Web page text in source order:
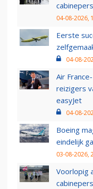
04-08-2026,
Eerste
04-08-
Air
reizigers
easyJet
04-08-
Boeing
eindelijk
03-08-2026,
Voorlopig